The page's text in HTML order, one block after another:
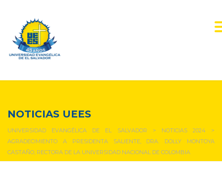
NOTICIAS UEES
UNIVERSIDAD EVANGÉLICA DE EL SALVADOR > NOTICIAS 2024>
AGRADECIMIENTO A PRESIDENTA SALIENTE, DRA. DOLLY MONTOYA
CASTAÑO, RECTORA DE LA UNIVERSIDAD NACIONAL DE COLOMBIA